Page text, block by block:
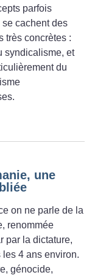
parfois
se cachent des
très concrètes :
syndicalisme, et
du
une
on ne parle de la
renommée
par la dictature,
les 4 ans environ.
génocide,